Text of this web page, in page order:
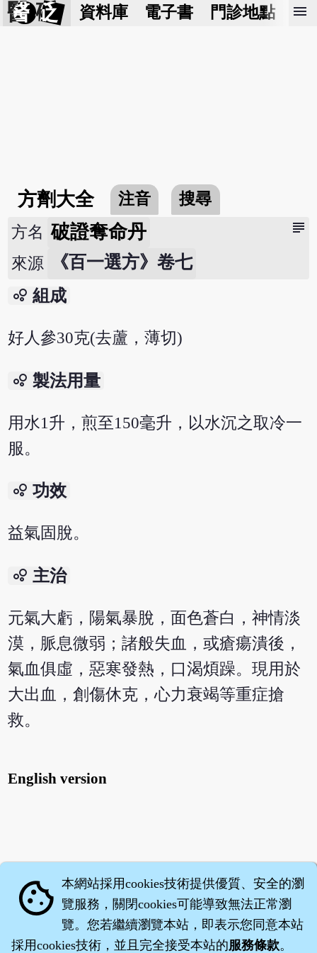
醫 砭 資料庫 電子書 門診地點 預
menu
方劑大全 注音 搜尋
subject
方名 破證奪命丹
來源 《百一選方》卷七
bubble_chart 組成
好人參30克(去蘆，薄切)
bubble_chart 製法用量
用水1升，煎至150毫升，以水沉之取冷一
服。
bubble_chart 功效
益氣固脫。
bubble_chart 主治
元氣大虧，陽氣暴脫，面色蒼白，神情淡
漠，脈息微弱；諸般失血，或瘡瘍潰後，
氣血俱虛，惡寒發熱，口渴煩躁。現用於
大出血，創傷休克，心力衰竭等重症搶
救。
English version
cookie 本網站採用cookies技術提供優質、安全的瀏
覽服務，關閉cookies可能導致無法正常瀏
覽。您若繼續瀏覽本站，即表示您同意本站
採用cookies技術，並且完全接受本站的服務條款。